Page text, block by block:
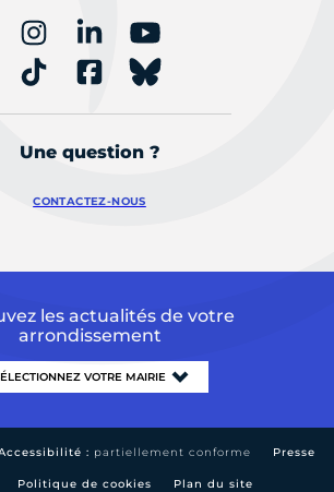
Une question ?
CONTACTEZ-NOUS
les actualités de votre
arrondissement
: partiellement conforme Presse
Politique de cookies Plan du site